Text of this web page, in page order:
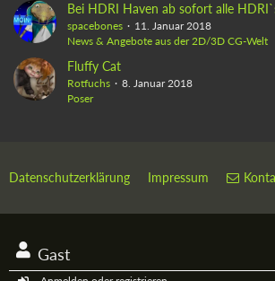
Bei HDRI Haven ab sofort alle
spacebones
11. Januar 2018
News & Angebote aus der 2D/3D CG-Welt
Fluffy Cat
Rotfuchs
8. Januar 2018
Poser
Datenschutzerklärung Impressum
Gast